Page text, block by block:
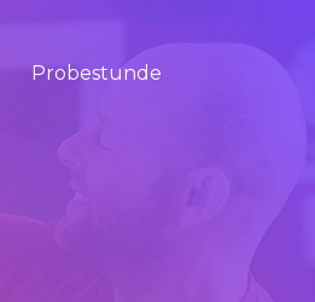
Probestunde